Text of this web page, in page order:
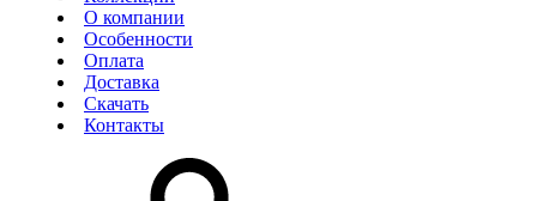
О компании
Особенности
Оплата
Доставка
Скачать
Контакты